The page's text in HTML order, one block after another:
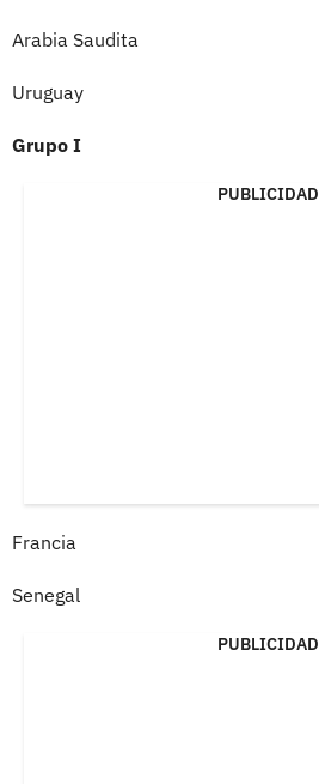
Arabia Saudita
Uruguay
Grupo I
PUBLICIDAD
Francia
Senegal
PUBLICIDAD